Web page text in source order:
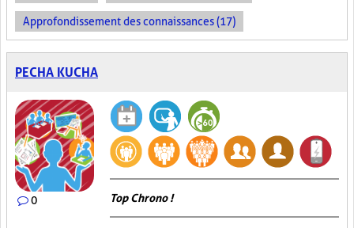
Approfondissement des connaissances (17)
PECHA KUCHA
0 Top Chrono !